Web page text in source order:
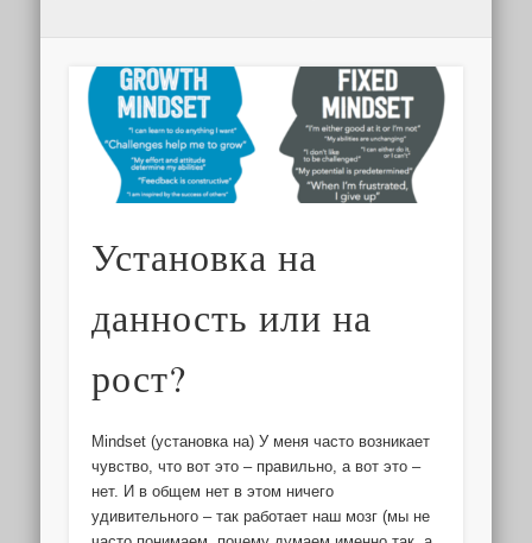
Установка на
данность или на
рост?
Mindset (установка на) У меня часто возникает
чувство, что вот это – правильно, а вот это –
нет. И в общем нет в этом ничего
удивительного – так работает наш мозг (мы не